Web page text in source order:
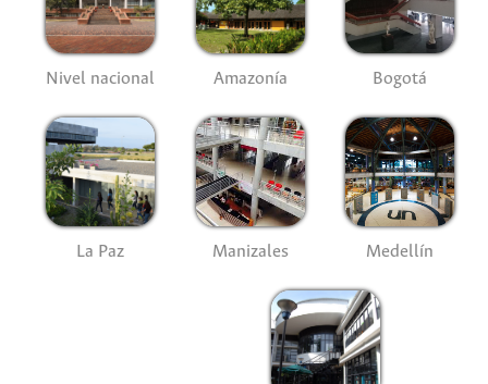
Nivel nacional Amazonía Bogotá
La Paz Manizales Medellín